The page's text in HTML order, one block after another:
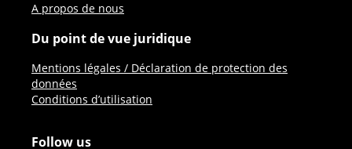
A propos de nous
Du point de vue juridique
Mentions légales / Déclaration de protection des
données
Conditions d’utilisation
Follow us